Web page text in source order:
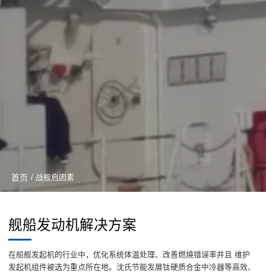
首页 / 战舰启因素
舰船发动机解决方案
在船舰发起机的行业中，优化系统体温处理、改善燃燒错误率并且 维护
发起机组件被选为重点所在地。沈氏节能发展钛硬质合金中冷器等高效、